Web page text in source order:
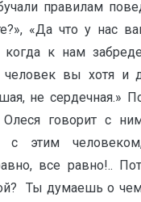
правилам
«Да что у нас
к нам
вы хотя и
не сердечная.»
говорит с
с этим
все равно!..
Ты думаешь о